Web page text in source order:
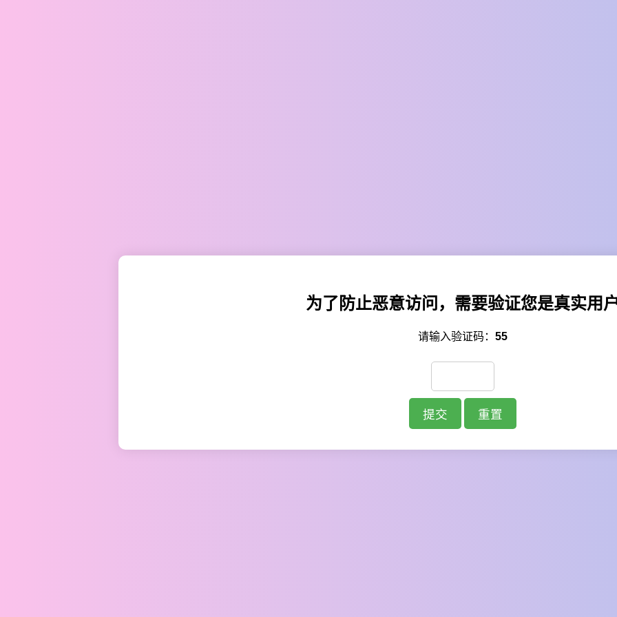
为了防止恶意访问，需要验证您是真实用
请输入验证码： 55
提交 重置